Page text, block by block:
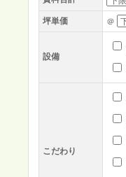
坪単価 ＠
設備
こだわり